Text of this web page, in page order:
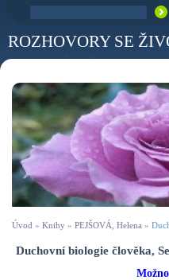
ROZHOVORY SE
Úvod » Knihy » PEJŠOVÁ, Helena »
Duchovní biologie člověka,